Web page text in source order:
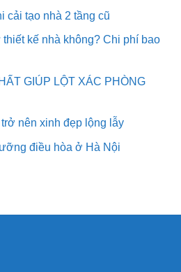
cải tạo nhà 2 tầng cũ
kế nhà không? Chi phí bao
GIÚP LỘT XÁC PHÒNG
nên xinh đẹp lộng lẫy
điều hòa ở Hà Nội